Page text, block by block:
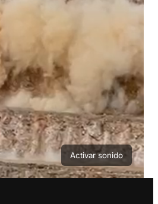
Activar sonido